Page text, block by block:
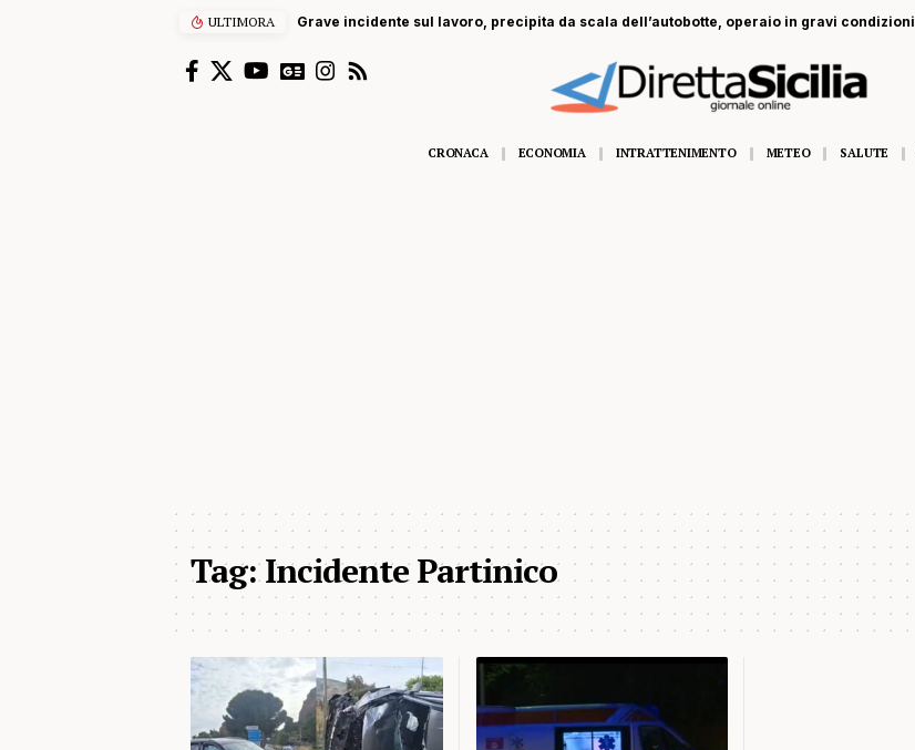
ULTIMORA Grave incidente sul lavoro, precipita da scala dell’autobotte, operaio in gravi condizioni
CRONACA ECONOMIA INTRATTENIMENTO METEO SALUTE
Tag:Incidente Partinico